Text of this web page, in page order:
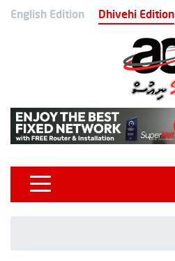
English Edition Dhivehi Edition